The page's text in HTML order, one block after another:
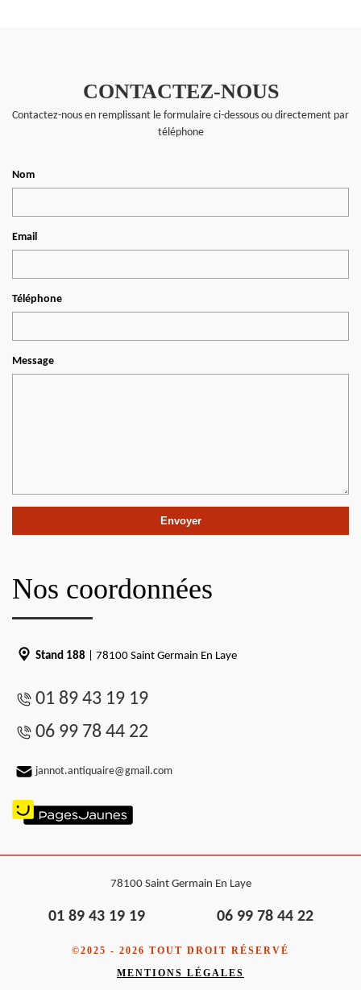
CONTACTEZ-NOUS
Contactez-nous en remplissant le formulaire ci-dessous ou directement par
téléphone
Nom
Email
Téléphone
Message
Nos coordonnées
Stand 188 | 78100 Saint Germain En Laye
01 89 43 19 19
06 99 78 44 22
jannot.antiquaire@gmail.com
78100 Saint Germain En Laye
01 89 43 19 19 06 99 78 44 22
©2025 - 2026 TOUT DROIT RÉSERVÉ
MENTIONS LÉGALES